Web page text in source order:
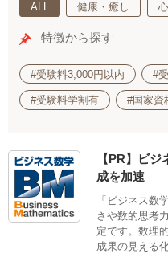
ALL 健康・癒し
特徴から探す
#受験料3,000円以内 #
#受験料学割有 #国家資
【PR】ビ
成を加速
「ビジネス数
さや数的思考
定です。数理
成果の見える